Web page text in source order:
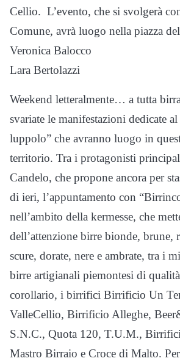
Cellio. L’evento, che si svolgerà
Comune, avrà luogo nella piazza del
Veronica Balocco
Lara Bertolazzi
Weekend letteralmente… a tutta
svariate le manifestazioni dedicate
luppolo” che avranno luogo in
territorio. Tra i protagonisti
Candelo, che propone ancora per
di ieri, l’appuntamento con
nell’ambito della kermesse, che
dell’attenzione birre bionde, brune,
scure, dorate, nere e ambrate, tra i
birre artigianali piemontesi di
corollario, i birrifici Birrificio Un
ValleCellio, Birrificio Alleghe,
S.N.C., Quota 120, T.U.M.,
Mastro Birraio e Croce di Malto.